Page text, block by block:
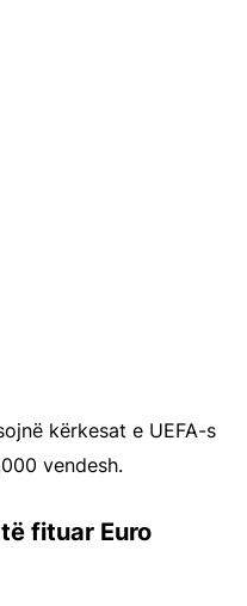
kërkesat e UEFA-s
vendesh.
fituar Euro